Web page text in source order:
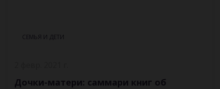
СЕМЬЯ И ДЕТИ
Дочки-матери: саммари книг об